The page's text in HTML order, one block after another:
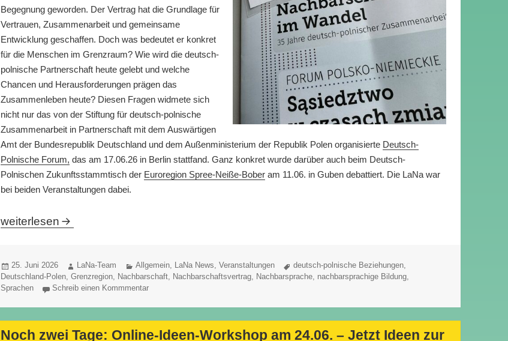
Begegnung geworden. Der Vertrag hat die Grundlage für
Vertrauen, Zusammenarbeit und gemeinsame
Entwicklung geschaffen. Doch was bedeutet er konkret
für die Menschen im Grenzraum? Wie wird die deutsch-
polnische Partnerschaft heute gelebt und welche
Chancen und Herausforderungen prägen das
Zusammenleben heute? Diesen Fragen widmete sich
nicht nur das von der Stiftung für deutsch-polnische
Zusammenarbeit in Partnerschaft mit dem Auswärtigen
Amt der Bundesrepublik Deutschland und dem Außenministerium der Republik Polen organisierte Deutsch-
Polnische Forum, das am 17.06.26 in Berlin stattfand. Ganz konkret wurde darüber auch beim Deutsch-
Polnischen Zukunftsstammtisch der Euroregion Spree-Neiße-Bober am 11.06. in Guben debattiert. Die LaNa war
bei beiden Veranstaltungen dabei.
35 Jahre Deutsch-Polnischer Nachbarschaftsvertrag – konkret gelebt (nicht nur) vor Ort entlang
weiterlesen
Veröffentlicht
am
25. Juni 2026 Autor
LaNa-Team Kategorien
Allgemein, LaNa News Veranstaltungen Schlagwörter
deutsch-polnische Beziehungen,
Deutschland-Polen ,Grenzregion Nachbarschaft Nachbarschaftsvertrag Nachbarsprache nachbarsprachige Bildung
Sprachen
Schreib einen Kommmentar
Noch zwei Tage: Online-Ideen-Workshop am 24.06. – Jetzt Ideen zur